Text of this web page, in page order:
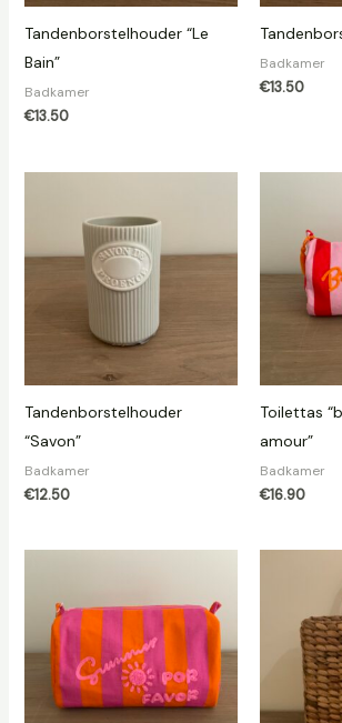
Tandenborstelhouder “Le
Bain”
Badkamer
€13.50
Badkamer
€13.50
Tandenborstelhouder
“Savon”
Badkamer
€12.50
Toilettas
amour”
Badkamer
€16.90